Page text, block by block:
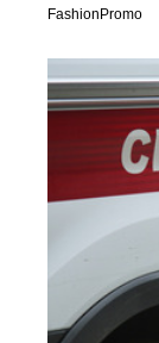
FashionPromo